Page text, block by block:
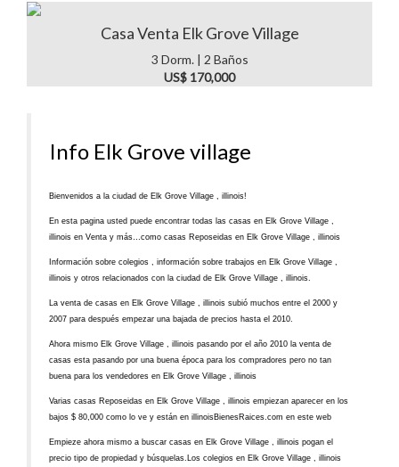
Casa Venta Elk Grove Village
3 Dorm. | 2 Baños
US$ 170,000
Info Elk Grove village
Bienvenidos a la ciudad de Elk Grove Village , illinois!
En esta pagina usted puede encontrar todas las casas en Elk Grove Village ,
illinois en Venta y más…como casas Reposeidas en Elk Grove Village , illinois
Información sobre colegios , información sobre trabajos en Elk Grove Village ,
illinois y otros relacionados con la ciudad de Elk Grove Village , illinois.
La venta de casas en Elk Grove Village , illinois subió muchos entre el 2000 y
2007 para después empezar una bajada de precios hasta el 2010.
Ahora mismo Elk Grove Village , illinois pasando por el año 2010 la venta de
casas esta pasando por una buena época para los compradores pero no tan
buena para los vendedores en Elk Grove Village , illinois
Varias casas Reposeidas en Elk Grove Village , illinois empiezan aparecer en los
bajos $ 80,000 como lo ve y están en illinoisBienesRaices.com en este web
Empieze ahora mismo a buscar casas en Elk Grove Village , illinois pogan el
precio tipo de propiedad y búsquelas.Los colegios en Elk Grove Village , illinois